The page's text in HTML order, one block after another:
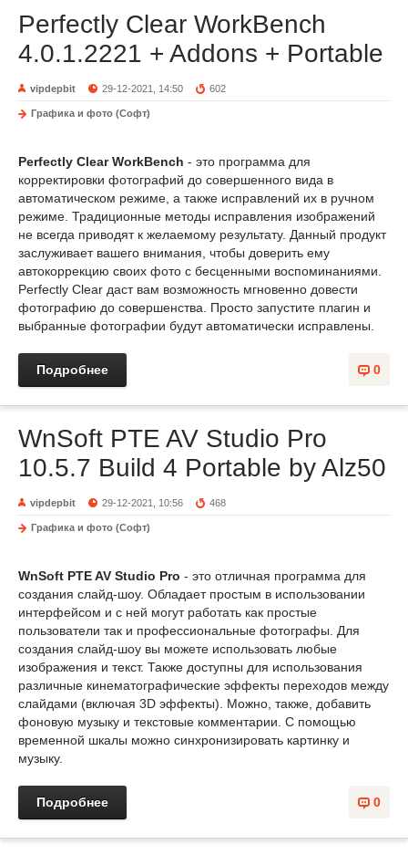
Perfectly Clear WorkBench
4.0.1.2221 + Addons + Portable
vipdepbit 29-12-2021, 14:50 602
Графика и фото (Софт)
Perfectly Clear WorkBench - это программа для
корректировки фотографий до совершенного вида в
автоматическом режиме, а также исправлений их в ручном
режиме. Традиционные методы исправления изображений
не всегда приводят к желаемому результату. Данный продукт
заслуживает вашего внимания, чтобы доверить ему
автокоррекцию своих фото с бесценными воспоминаниями.
Perfectly Clear даст вам возможность мгновенно довести
фотографию до совершенства. Просто запустите плагин и
выбранные фотографии будут автоматически исправлены.
0
Подробнее
WnSoft PTE AV Studio Pro
10.5.7 Build 4 Portable by Alz50
vipdepbit 29-12-2021, 10:56 468
Графика и фото (Софт)
WnSoft PTE AV Studio Pro - это отличная программа для
создания слайд-шоу. Обладает простым в использовании
интерфейсом и с ней могут работать как простые
пользователи так и профессиональные фотографы. Для
создания слайд-шоу вы можете использовать любые
изображения и текст. Также доступны для использования
различные кинематографические эффекты переходов между
слайдами (включая 3D эффекты). Можно, также, добавить
фоновую музыку и текстовые комментарии. С помощью
временной шкалы можно синхронизировать картинку и
музыку.
0
Подробнее